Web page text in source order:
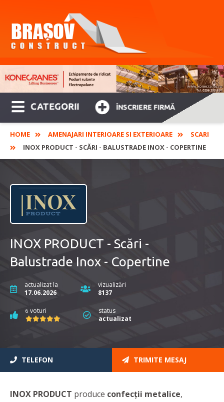
CATEGORII ÎNSCRIERE FIRMĂ
HOME AMENAJARI INTERIOARE SI EXTERIOARE
SCARI
INOX PRODUCT - SCĂRI - BALUSTRADE INOX - COPERTINE
INOX PRODUCT - Scări -
Balustrade Inox - Copertine
actualizat la
17.06.2026
vizualizări
8137
6 voturi
status
actualizat
TELEFON TRIMITE MESAJ
INOX PRODUCT produce confecții metalice,